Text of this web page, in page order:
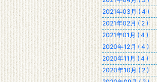
2021年03月 ( 4 )
2021年02月 ( 2 )
2021年01月 ( 4 )
2020年12月 ( 4 )
2020年11月 ( 4 )
2020年10月 ( 2 )